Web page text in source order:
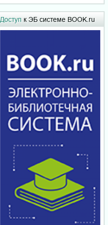
Доступ к ЭБ системе BOOK.ru